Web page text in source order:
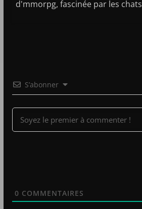
d'mmorpg, fascinée par les chats
S’abonner
0 COMMENTAIRES